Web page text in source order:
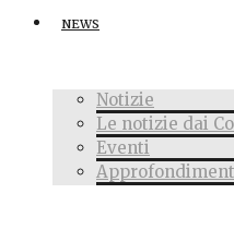
NEWS
Notizie
Le notizie dai
Eventi